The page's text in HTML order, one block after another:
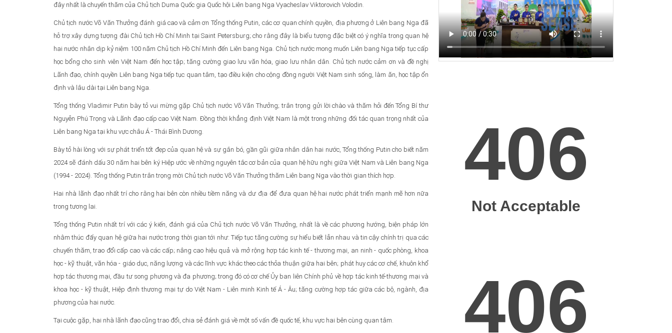
đây nhất là chuyến thăm của Chủ tịch Duma Quốc gia Quốc hội Liên bang Nga Vyacheslav Viktorovich Volodin.
Chủ tịch nước Võ Văn Thưởng đánh giá cao và cảm ơn Tổng thống Putin, các cơ quan chính quyền, địa phương ở Liên bang Nga đã
hỗ trợ xây dựng tượng đài Chủ tịch Hồ Chí Minh tại Saint Petersburg; cho rằng đây là biểu tượng đặc biệt có ý nghĩa trong quan hệ
hai nước nhân dịp kỷ niệm 100 năm Chủ tịch Hồ Chí Minh đến Liên bang Nga. Chủ tịch nước mong muốn Liên bang Nga tiếp tục cấp
học bổng cho sinh viên Việt Nam đến học tập; tăng cường giao lưu văn hóa, giao lưu nhân dân. Chủ tịch nước cảm ơn và đề nghị
Lãnh đạo, chính quyền Liên bang Nga tiếp tục quan tâm, tạo điều kiện cho cộng đồng người Việt Nam sinh sống, làm ăn, học tập ổn
định và lâu dài tại Liên bang Nga.
Tổng thống Vladimir Putin bày tỏ vui mừng gặp Chủ tịch nước Võ Văn Thưởng; trân trọng gửi lời chào và thăm hỏi đến Tổng Bí thư
Nguyễn Phú Trọng và Lãnh đạo cấp cao Việt Nam. Đồng thời khẳng định Việt Nam là một trong những đối tác quan trọng nhất của
Liên bang Nga tại khu vực châu Á - Thái Bình Dương.
Bày tỏ hài lòng với sự phát triển tốt đẹp của quan hệ và sự gắn bó, gần gũi giữa nhân dân hai nước, Tổng thống Putin cho biết năm
2024 sẽ đánh dấu 30 năm hai bên ký Hiệp ước về những nguyên tắc cơ bản của quan hệ hữu nghị giữa Việt Nam và Liên bang Nga
(1994 - 2024). Tổng thống Putin trân trọng mời Chủ tịch nước Võ Văn Thưởng thăm Liên bang Nga vào thời gian thích hợp.
Hai nhà lãnh đạo nhất trí cho rằng hai bên còn nhiều tiềm năng và dư địa để đưa quan hệ hai nước phát triển mạnh mẽ hơn nữa
trong tương lai.
Tổng thống Putin nhất trí với các ý kiến, đánh giá của Chủ tịch nước Võ Văn Thưởng, nhất là về các phương hướng, biện pháp lớn
nhằm thúc đẩy quan hệ giữa hai nước trong thời gian tới như: Tiếp tục tăng cường sự hiểu biết lẫn nhau và tin cậy chính trị qua các
chuyến thăm, trao đổi cấp cao và các cấp; nâng cao hiệu quả và mở rộng hợp tác kinh tế - thương mại, an ninh - quốc phòng, khoa
học - kỹ thuật, văn hóa - giáo dục, năng lượng và các lĩnh vực khác theo các thỏa thuận giữa hai bên; phát huy các cơ chế, khuôn khổ
hợp tác thương mại, đầu tư song phương và đa phương; trong đó có cơ chế Ủy ban liên Chính phủ về hợp tác kinh tế-thương mại và
khoa học - kỹ thuật, Hiệp định thương mại tự do Việt Nam - Liên minh Kinh tế Á - Âu; tăng cường hợp tác giữa các bộ, ngành, địa
phương của hai nước.
Tại cuộc gặp, hai nhà lãnh đạo cũng trao đổi, chia sẻ đánh giá về một số vấn đề quốc tế, khu vực hai bên cùng quan tâm.